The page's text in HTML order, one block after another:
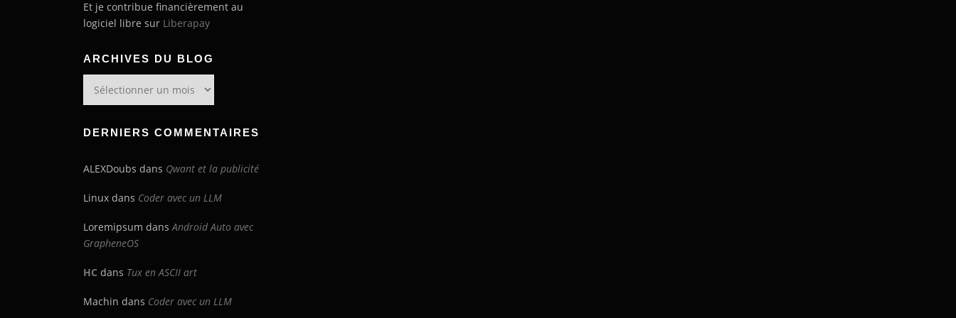
Et je contribue financièrement au
logiciel libre sur Liberapay
ARCHIVES DU BLOG
du
DERNIERS COMMENTAIRES
ALEXDoubs dans Qwant et la publicité
Linux dans Coder avec un LLM
Loremipsum dansAndroid Auto avec
GrapheneOS
HC dans Tux en ASCII art
Machin dans Coder avec un LLM